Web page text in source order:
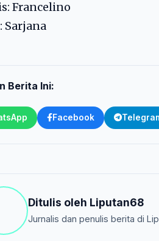
Francelino
Sarjana
Berita Ini:
Facebook
Ditulis oleh Liputan68
Jurnalis dan penulis berita di